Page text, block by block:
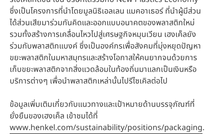
ซึ่งเป็นโครงการที่นำโดยมูลนิธิเอลเลน แมคอาเธอร์ ที่นำผู้มีส่วน
ได้ส่วนเสียมาร่วมกันคิดและออกแบบอนาคตของพลาสติกใหม่
รวมทั้งสร้างการเคลื่อนไหวไปสู่เศรษฐกิจหมุนเวียน เฮงเค็ลยัง
ร่วมกับพลาสติกแบงค์ ซึ่งเป็นองค์กรเพื่อสังคมที่มุ่งหยุดปัญหา
ขยะพลาสติกในมหาสมุทรและสร้างโอกาสให้คนยากจนด้วยการ
เก็บขยะพลาสติกจากสิ่งแวดล้อมในท้องถิ่นมาแลกเป็นเงินหรือ
บริการต่างๆ เพื่อนำพลาสติกเหล่านั้นไปรีไซเคิลต่อไป
ข้อมูลเพิ่มเติมเกี่ยวกับแนวทางและเป้าหมายด้านบรรจุภัณฑ์ที่
ยั่งยืนของเฮงเค็ล เข้าชมได้ที่
www.henkel.com/sustainability/positions/packaging.